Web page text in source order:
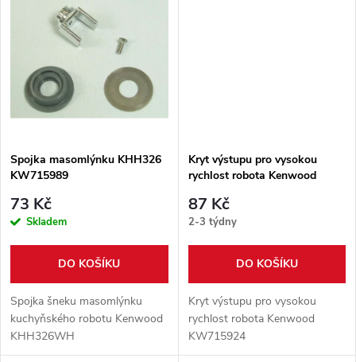
ůů
Spojka masomlýnku KHH326
KW715989
73 Kč
Skladem
DO KOŠÍKU
Spojka šneku masomlýnku
kuchyňského robotu Kenwood
KHH326WH
Kryt výstupu pro vysokou
rychlost robota Kenwood
87 Kč
2-3 týdny
DO KOŠÍKU
Kryt výstupu pro vysokou
rychlost robota Kenwood
KW715924